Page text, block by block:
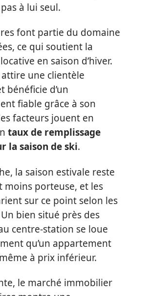
à lui seul.
font partie du domaine
ce qui soutient la
en saison d’hiver.
une clientèle
bénéficie d’un
fiable grâce à son
facteurs jouent en
taux de remplissage
la saison de ski.
la saison estivale reste
moins porteuse, et les
sur ce point selon les
bien situé près des
centre-station se loue
qu’un appartement
à prix inférieur.
le marché immobilier